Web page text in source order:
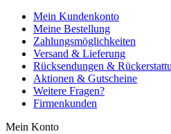
Mein Kundenkonto
Meine Bestellung
Zahlungsmöglichkeiten
Versand & Lieferung
Rücksendungen &
Aktionen & Gutscheine
Weitere Fragen?
Firmenkunden
Mein Konto